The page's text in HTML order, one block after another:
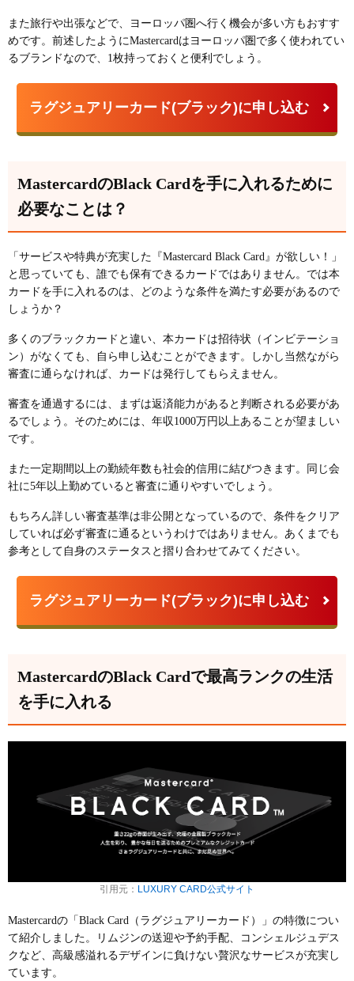
また旅行や出張などで、ヨーロッパ圏へ行く機会が多い方もおすす
めです。前述したようにMastercardはヨーロッパ圏で多く使われてい
るブランド なので、1枚持っておくと便利でしょう。
ラグジュアリーカード(ブラック)に申し込む
MastercardのBlack Cardを手に入れるために
必要なことは？
「サービスや特典が充実した『Mastercard Black Card』が欲しい！」
と思っていても、誰でも保有できるカードではありません。では本
カードを手に入れるのは、どのような条件を満たす必要があるので
しょうか？
多くのブラックカードと違い、本カードは招待状（インビテーショ
ン）がなくても、
自ら申し込むことができます 。しかし当然ながら
審査に通らなければ、カードは発行してもらえません。
審査を通過するには、まずは返済能力があると判断される必要があ
るでしょう。そのためには、 年収1000万円以上あることが望ましい
です。
また一定期間以上の勤続年数も社会的信用に結びつきます。同じ会
社に5年以上勤めていると審査に通りやすいでしょう。
もちろん詳しい審査基準は非公開となっているので、条件をクリア
していれば必ず審査に通るというわけではありません。あくまでも
参考として自身のステータスと摺り合わせてみてください。
ラグジュアリーカード(ブラック)に申し込む
MastercardのBlack Cardで最高ランクの生活
を手に入れる
引用元： LUXURY CARD公式サイト
Mastercardの「Black Card（ラグジュアリーカード）」の特徴につい
て紹介しました。リムジンの送迎や予約手配、コンシェルジュデス
クなど、高級感溢れるデザインに負けない贅沢なサービスが充実し
ています。